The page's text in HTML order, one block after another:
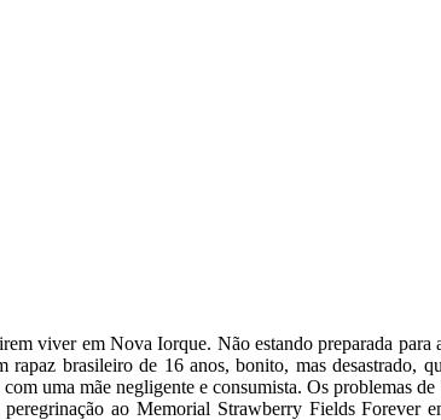
viver em Nova Iorque. Não estando preparada
brasileiro de 16 anos, bonito, mas desastrado,
uma mãe negligente e consumista. Os problemas
ao Memorial Strawberry Fields